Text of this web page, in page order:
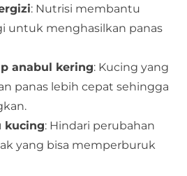
: Nutrisi membantu
untuk menghasilkan panas
anabul kering: Kucing yang
panas lebih cepat sehingga
kucing: Hindari perubahan
yang bisa memperburuk